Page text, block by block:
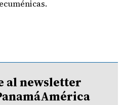
al newsletter